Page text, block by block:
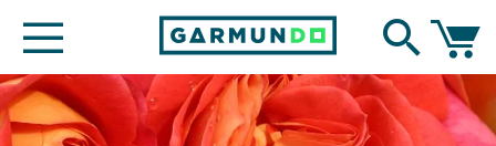
innehållet
Min
Search